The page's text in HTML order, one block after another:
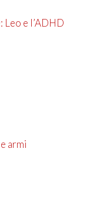
Leo e l’ADHD
armi